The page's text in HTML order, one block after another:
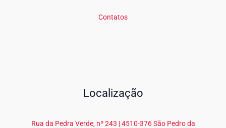
Contatos
Localização
Rua da Pedra Verde, nº 243 | 4510-376 São Pedro da